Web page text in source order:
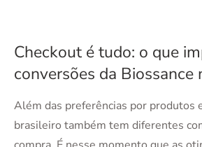
Checkout é tudo: o que
conversões da Biossance
Além das preferências por produtos
brasileiro também tem diferentes